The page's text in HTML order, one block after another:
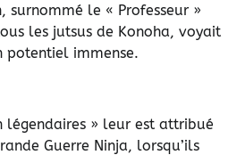
surnommé le « Professeur »
les jutsus de Konoha, voyait
potentiel immense.
légendaires » leur est attribué
Guerre Ninja, lorsqu’ils